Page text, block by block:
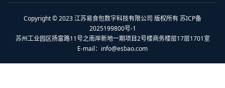
Copyright © 2023 江苏易食包数字科技有限公司 版权所有 苏ICP备
2025199800号-1
苏州工业园区扬富路11号之南岸新地一期项目2号楼商务楼层17层1701室
E-mail： info@esbao.com